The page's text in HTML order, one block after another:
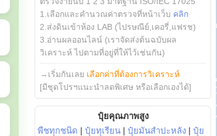
1.เลือกและคำนวณค่าตรวจที่หน้าเว็บ คลิก
2.ส่งดินเข้าห้อง LAB (ไปรษณีย์,เคอรี่,แฟรช)
3.อ่านผลออนไลน์ (เราจัดส่งต้นฉบับผล
วิเคราะห์ ไปตามที่อยู่ที่ให้ไว้เช่นกัน)
→เริ่มกันเลย เลือกค่าที่ต้องการวิเคราะห์
[มีชุดโปรฯแนะนำลดพิเศษ หรือเลือกเองได้]
ปุ๋ยคุณภาพสูง
พืชทุกชนิด | ปุ๋ยทุเรียน | ปุ๋ยมันสำปะหลัง | ปุ๋ย